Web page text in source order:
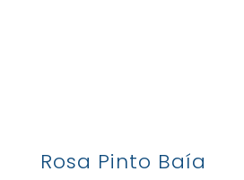
Rosa Pinto Baía